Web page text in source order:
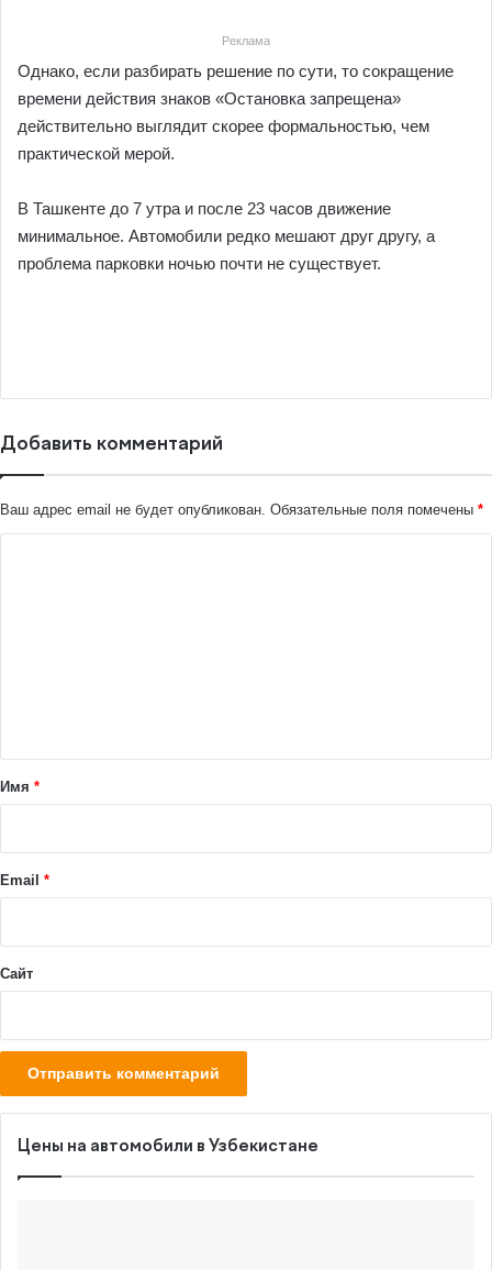
Реклама
Однако, если разбирать решение по сути, то сокращение
времени действия знаков «Остановка запрещена»
действительно выглядит скорее формальностью, чем
практической мерой.
В Ташкенте до 7 утра и после 23 часов движение
минимальное. Автомобили редко мешают друг другу, а
проблема парковки ночью почти не существует.
Добавить комментарий
Ваш адрес email не будет опубликован. Обязательные поля помечены *
а
й
Имя *
Email *
Сайт
Цены на автомобили в Узбекистане